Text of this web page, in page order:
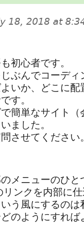
18, 2018 at
初心者です。
ぶんでコーデ
いか、どこに
す。
簡単なサイト
ました。
させてください
メニューのひ
ンクを内部に
う風にするの
のようにすれ